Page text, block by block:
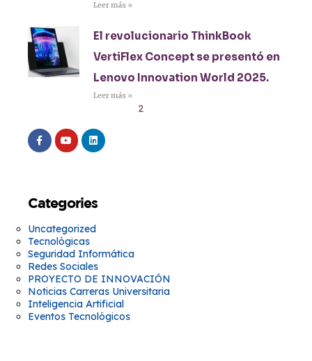
Leer más »
El revolucionario ThinkBook
VertiFlex Concept se presentó en
Lenovo Innovation World 2025.
Leer más »
2
Categories
Uncategorized
Tecnológicas
Seguridad Informática
Redes Sociales
PROYECTO DE INNOVACIÓN
Noticias Carreras Universitaria
Inteligencia Artificial
Eventos Tecnológicos